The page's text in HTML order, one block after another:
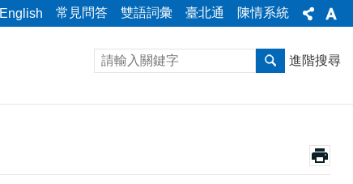
English 常見問答 雙語詞彙 臺北通 陳情系統
進階搜尋